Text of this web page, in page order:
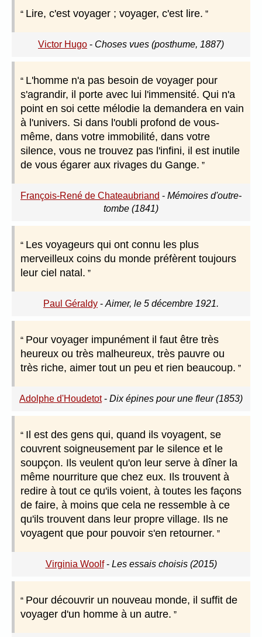
Lire, c'est voyager ; voyager, c'est lire.
Victor Hugo - Choses vues (posthume, 1887)
L'homme n'a pas besoin de voyager pour
s'agrandir, il porte avec lui l'immensité. Qui n'a
point en soi cette mélodie la demandera en vain
à l'univers. Si dans l'oubli profond de vous-
même, dans votre immobilité, dans votre
silence, vous ne trouvez pas l'infini, il est inutile
de vous égarer aux rivages du Gange.
François-René de Chateaubriand - Mémoires d'outre-
tombe (1841)
Les voyageurs qui ont connu les plus
merveilleux coins du monde préfèrent toujours
leur ciel natal.
Paul Géraldy - Aimer, le 5 décembre 1921.
Pour voyager impunément il faut être très
heureux ou très malheureux, très pauvre ou
très riche, aimer tout un peu et rien beaucoup.
Adolphe d'Houdetot- Dix épines pour une fleur (1853)
Il est des gens qui, quand ils voyagent, se
couvrent soigneusement par le silence et le
soupçon. Ils veulent qu'on leur serve à dîner la
même nourriture que chez eux. Ils trouvent à
redire à tout ce qu'ils voient, à toutes les façons
de faire, à moins que cela ne ressemble à ce
qu'ils trouvent dans leur propre village. Ils ne
voyagent que pour pouvoir s'en retourner.
Virginia Woolf- Les essais choisis (2015)
Pour découvrir un nouveau monde, il suffit de
voyager d'un homme à un autre.